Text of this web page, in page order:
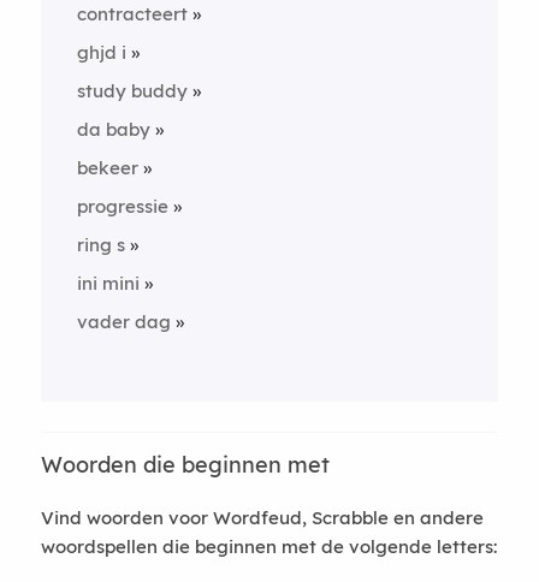
contracteert
ghjd i
study buddy
da baby
bekeer
progressie
ring s
ini mini
vader dag
Woorden die beginnen met
Vind woorden voor Wordfeud, Scrabble en andere
woordspellen die beginnen met de volgende letters: